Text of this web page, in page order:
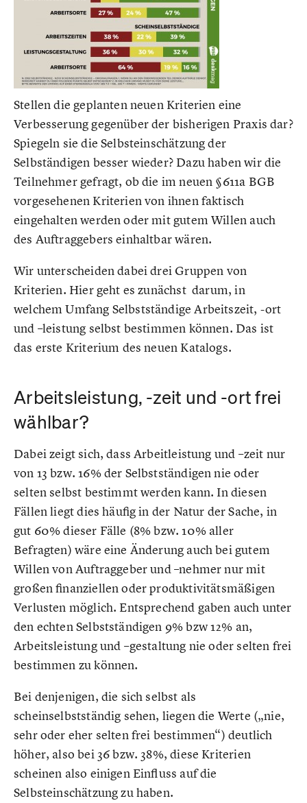
Stellen die geplanten neuen Kriterien eine
Verbesserung gegenüber der bisherigen Praxis dar?
Spiegeln sie die Selbsteinschätzung der
Selbständigen besser wieder? Dazu haben wir die
Teilnehmer gefragt, ob die im neuen §611a BGB
vorgesehenen Kriterien von ihnen faktisch
eingehalten werden oder mit gutem Willen auch
des Auftraggebers einhaltbar wären.
Wir unterscheiden dabei drei Gruppen von
Kriterien. Hier geht es zunächst darum, in
welchem Umfang Selbstständige Arbeitszeit, -ort
und –leistung selbst bestimmen können. Das ist
das erste Kriterium des neuen Katalogs.
Arbeitsleistung, -zeit und -ort frei
wählbar?
Dabei zeigt sich, dass Arbeitleistung und –zeit nur
von 13 bzw. 16% der Selbstständigen nie oder
selten selbst bestimmt werden kann. In diesen
Fällen liegt dies häufig in der Natur der Sache, in
gut 60% dieser Fälle (8% bzw. 10% aller
Befragten) wäre eine Änderung auch bei gutem
Willen von Auftraggeber und –nehmer nur mit
großen finanziellen oder produktivitätsmäßigen
Verlusten möglich. Entsprechend gaben auch unter
den echten Selbstständigen 9% bzw 12% an,
Arbeitsleistung und –gestaltung nie oder selten frei
bestimmen zu können.
Bei denjenigen, die sich selbst als
scheinselbstständig sehen, liegen die Werte („nie,
sehr oder eher selten frei bestimmen“) deutlich
höher, also bei 36 bzw. 38%, diese Kriterien
scheinen also einigen Einfluss auf die
Selbsteinschätzung zu haben.